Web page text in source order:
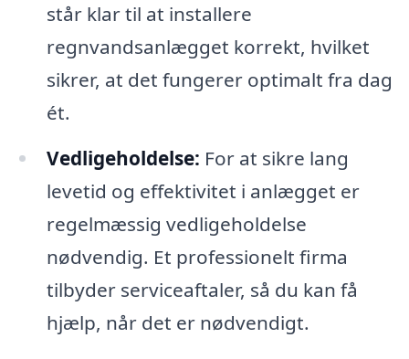
står klar til at installere
regnvandsanlægget korrekt, hvilket
sikrer, at det fungerer optimalt fra dag
ét.
Vedligeholdelse: For at sikre lang
levetid og effektivitet i anlægget er
regelmæssig vedligeholdelse
nødvendig. Et professionelt firma
tilbyder serviceaftaler, så du kan få
hjælp, når det er nødvendigt.